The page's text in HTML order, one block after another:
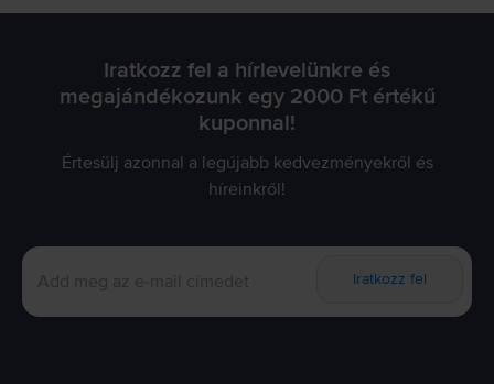
Iratkozz fel a hírlevelünkre és
megajándékozunk egy 2000 Ft értékű
kuponnal!
Értesülj azonnal a legújabb kedvezményekről és
híreinkről!
Iratkozz fel